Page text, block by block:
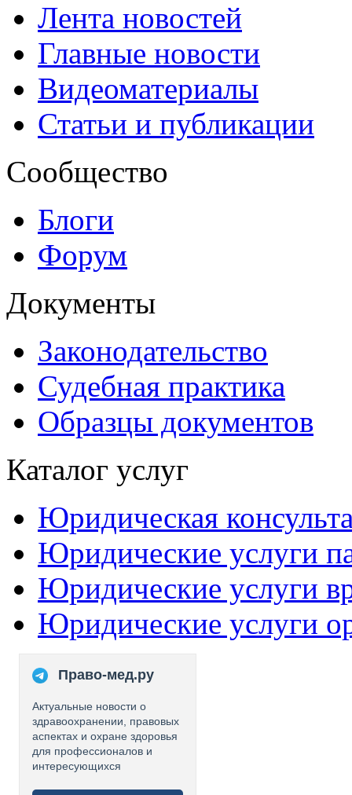
Лента новостей
Главные новости
Видеоматериалы
Статьи и публикации
Сообщество
Блоги
Форум
Документы
Законодательство
Судебная практика
Образцы документов
Каталог услуг
Юридическая
Юридические услуги
Юридические услуги
Юридические услуги
Право-мед.ру
Актуальные новости о
здравоохранении, правовых
аспектах и охране здоровья
для профессионалов и
интересующихся